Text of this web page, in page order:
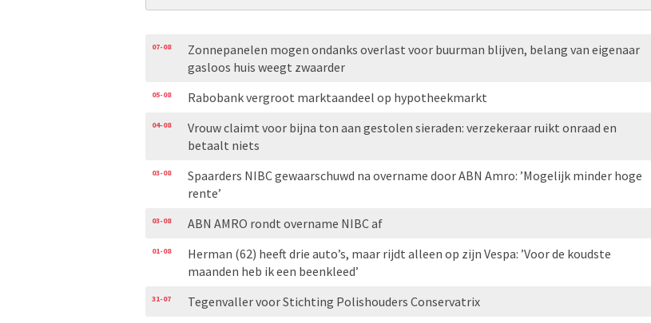
07-08
Zonnepanelen mogen ondanks overlast voor buurman blijven, belang van eigenaar
gasloos huis weegt zwaarder
05-08 Rabobank vergroot marktaandeel op hypotheekmarkt
04-08
Vrouw claimt voor bijna ton aan gestolen sieraden: verzekeraar ruikt onraad en
betaalt niets
03-08
Spaarders NIBC gewaarschuwd na overname door ABN Amro: ’Mogelijk minder hoge
rente’
03-08 ABN AMRO rondt overname NIBC af
01-08
Herman (62) heeft drie auto’s, maar rijdt alleen op zijn Vespa: ’Voor de koudste
maanden heb ik een beenkleed’
31-07 Tegenvaller voor Stichting Polishouders Conservatrix